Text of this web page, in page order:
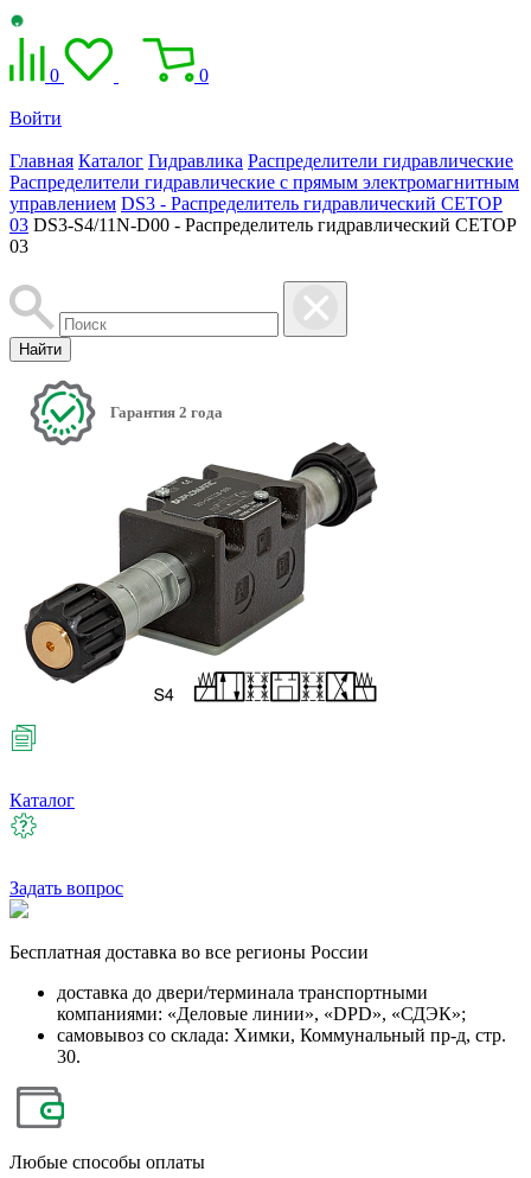
0 0
Войти
Главная Каталог Гидравлика Распределители гидравлические
Распределители гидравлические с прямым электромагнитным
управлением DS3 - Распределитель гидравлический CETOP
03 DS3-S4/11N-D00 - Распределитель гидравлический CETOP
03
Найти
Гарантия 2 года
Каталог
Задать вопрос
Бесплатная доставка во все регионы России
доставка до двери/терминала транспортными
компаниями: «Деловые линии», «DPD», «СДЭК»;
самовывоз со склада: Химки, Коммунальный пр-д, стр.
30.
Любые способы оплаты